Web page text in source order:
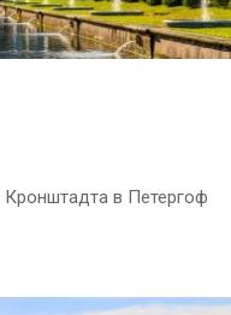
в Петергоф